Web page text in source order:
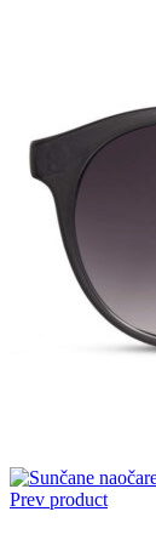
Prev product